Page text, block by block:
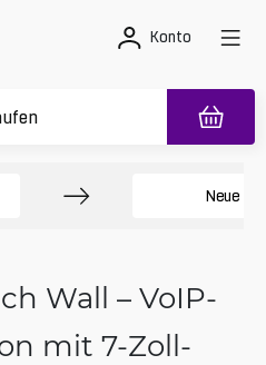
Konto
Neue
Wall – VoIP-
mit 7-Zoll-